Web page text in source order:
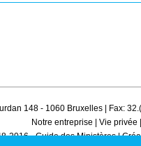
148 - 1060 Bruxelles | Fax:
Notre entreprise
Vie privée
2016 - Guide des Ministères |